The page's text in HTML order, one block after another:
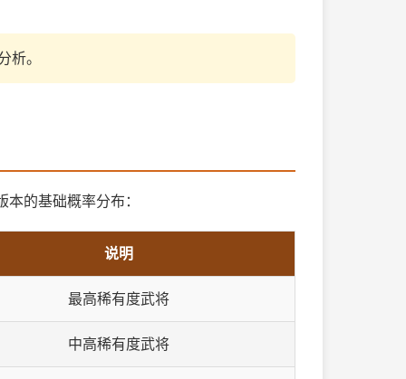
。
的基础概率分布：
说明
最高稀有度武将
中高稀有度武将